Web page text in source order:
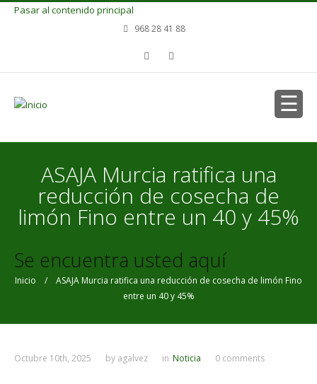
Pasar al contenido principal
968 28 41 88
ASAJA Murcia ratifica una
reducción de cosecha de
limón Fino entre un 40 y 45%
Se encuentra usted aquí
Inicio / ASAJA Murcia ratifica una reducción de cosecha de limón Fino
entre un 40 y 45%
Octubre 10th, 2025 by agalvez in Noticia 0 comments